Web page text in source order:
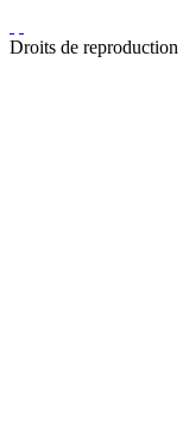
Droits de